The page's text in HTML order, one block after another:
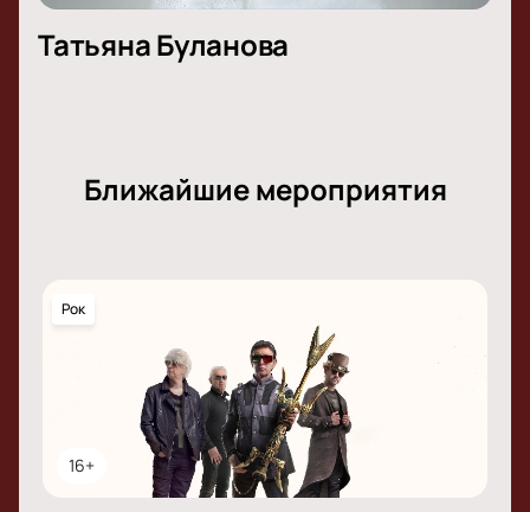
Татьяна Буланова
Ближайшие мероприятия
16+
Рок